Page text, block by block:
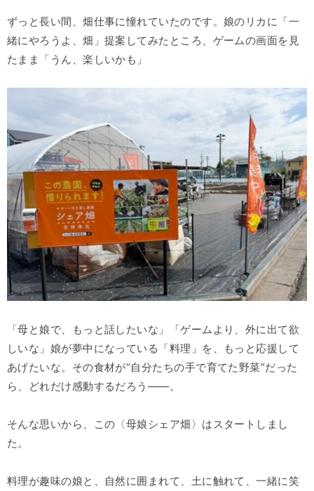
ずっと長い間、畑仕事に憧れていたのです。娘のリカに「一
緒にやろうよ、畑」提案してみたところ、ゲームの画面を見
たまま「うん、楽しいかも」
「母と娘で、もっと話したいな」「ゲームより、外に出て欲
しいな」娘が夢中になっている「料理」を、もっと応援して
あげたいな。その食材が“自分たちの手で育てた野菜”だった
ら、どれだけ感動するだろう――。
そんな思いから、この〈母娘シェア畑〉はスタートしまし
た。
料理が趣味の娘と、自然に囲まれて、土に触れて、一緒に笑